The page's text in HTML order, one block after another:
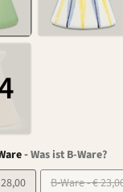
-Was ist B-Ware?
B-Ware - €